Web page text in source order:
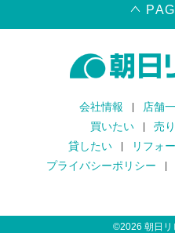
会社情報 店舗
買いたい
売
貸したい
リフォ
プライバシーポリシー
©2026 朝日リ